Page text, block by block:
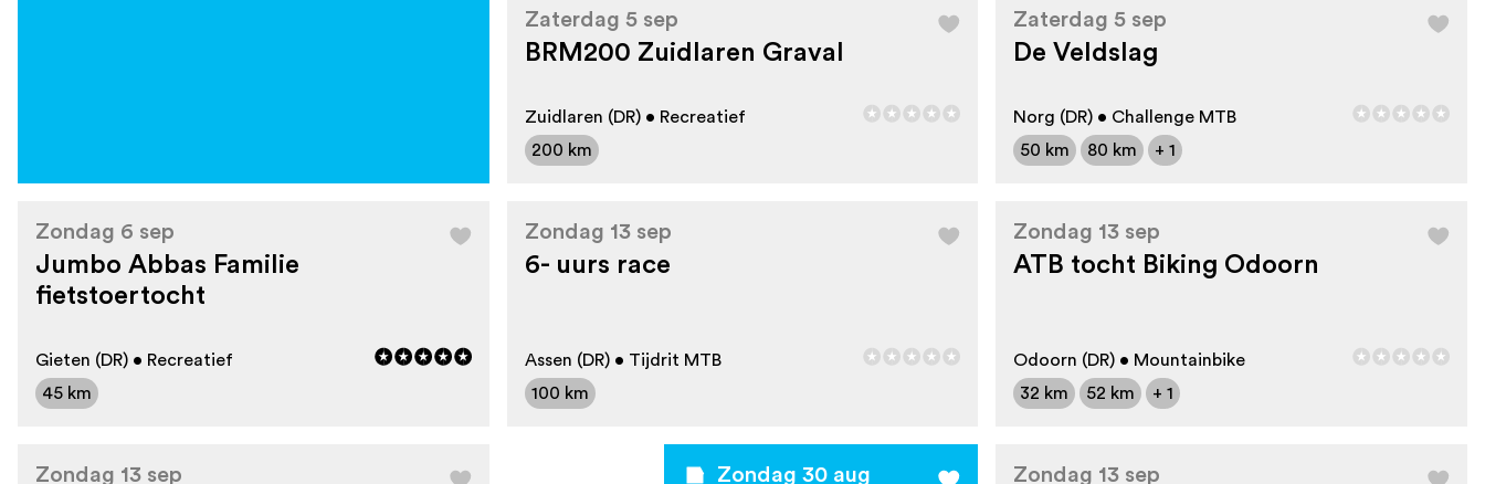
Zaterdag 5 sep
BRM200 Zuidlaren Graval
Zuidlaren (DR) • Recreatief
200 km
Zaterdag 5 sep
De Veldslag
Norg (DR) • Challenge MTB
50 km
80 km + 1
Zondag 6 sep
Jumbo Abbas Familie
fietstoertocht
Gieten (DR) • Recreatief
45 km
Zondag 13 sep
6- uurs race
Assen (DR) • Tijdrit MTB
100 km
Zondag 13 sep
ATB tocht Biking Odoorn
Odoorn (DR) • Mountainbike
32 km
52 km + 1
Zondag 13 sep Zondag 30 aug Zondag 13 sep